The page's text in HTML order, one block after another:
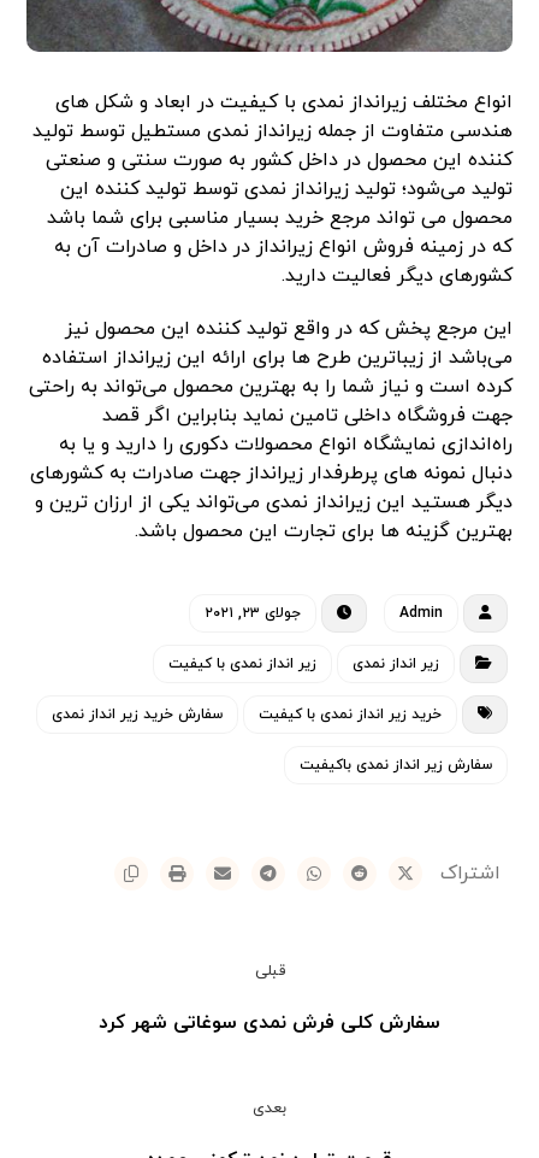
انواع مختلف زیرانداز نمدی با کیفیت در ابعاد و شکل های
هندسی متفاوت از جمله زیرانداز نمدی مستطیل توسط تولید
کننده این محصول در داخل کشور به صورت سنتی و صنعتی
تولید می‌شود؛ تولید زیرانداز نمدی توسط تولید کننده این
محصول می تواند مرجع خرید بسیار مناسبی برای شما باشد
که در زمینه فروش انواع زیرانداز در داخل و صادرات آن به
کشورهای دیگر فعالیت دارید.
این مرجع پخش که در واقع تولید کننده این محصول نیز
می‌باشد از زیباترین طرح ها برای ارائه این زیرانداز استفاده
کرده است و نیاز شما را به بهترین محصول می‌تواند به راحتی
جهت فروشگاه داخلی تامین نماید بنابراین اگر قصد
راه‌اندازی نمایشگاه انواع محصولات دکوری را دارید و یا به
دنبال نمونه های پرطرفدار زیرانداز جهت صادرات به کشورهای
دیگر هستید این زیرانداز نمدی می‌تواند یکی از ارزان ترین و
بهترین گزینه ها برای تجارت این محصول باشد.
Admin جولای ۲۳, ۲۰۲۱
زیر انداز نمدی زیر انداز نمدی با کیفیت
خرید زیر انداز نمدی با کیفیت سفارش خرید زیر انداز نمدی
سفارش زیر انداز نمدی باکیفیت
قبلی
سفارش کلی فرش نمدی سوغاتی شهر کرد
بعدی